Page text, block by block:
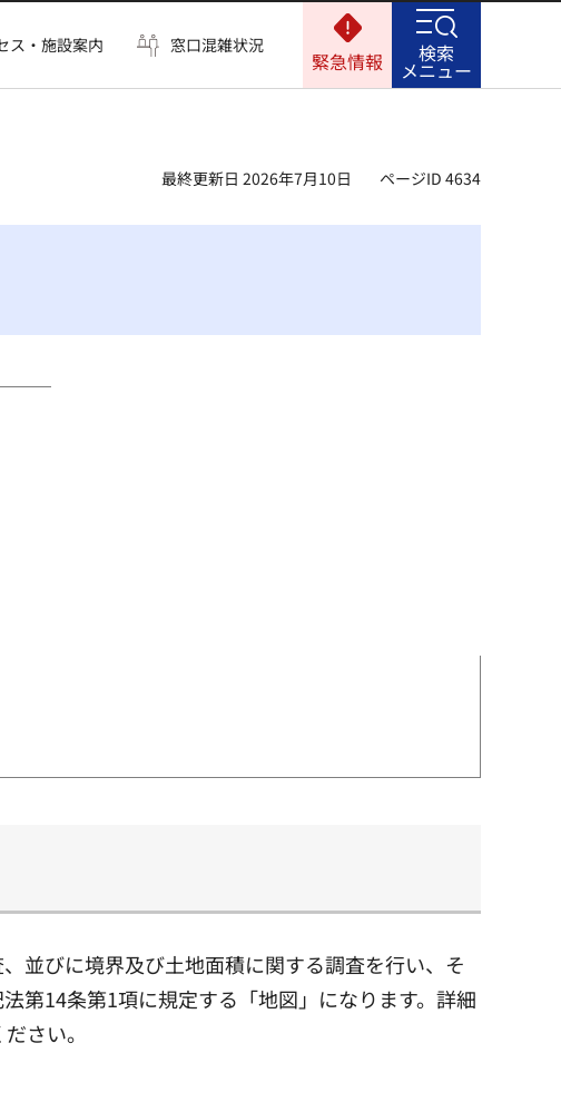
ス・施設案内 窓口混雑状況
緊急情報 検索
メニュー
最終更新日 2026年7月10日 ページID 4634
並びに境界及び土地面積に関する調査を行い、そ
第14条第1項に規定する「地図」になります。詳細
さい。